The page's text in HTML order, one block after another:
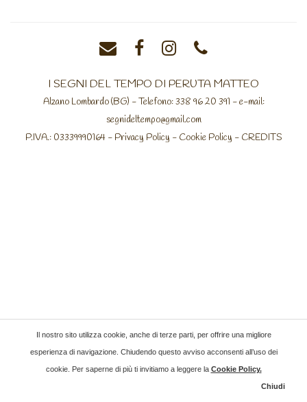
I SEGNI DEL TEMPO DI PERUTA MATTEO
Alzano Lombardo (BG) - Telefono: 338 96 20 391 - e-mail:
segnideltempo@gmail.com
P.IVA.: 03339990164 - Privacy Policy - Cookie Policy - CREDITS
Il nostro sito utilizza cookie, anche di terze parti, per offrire una migliore
esperienza di navigazione. Chiudendo questo avviso acconsenti all’uso dei
cookie. Per saperne di più ti invitiamo a leggere la Cookie Policy.
Chiudi